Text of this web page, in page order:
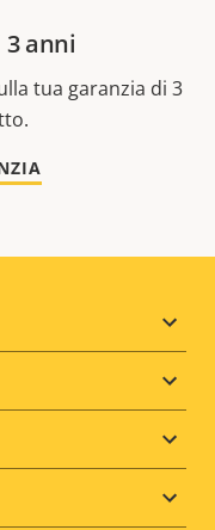
anni
tua garanzia di 3